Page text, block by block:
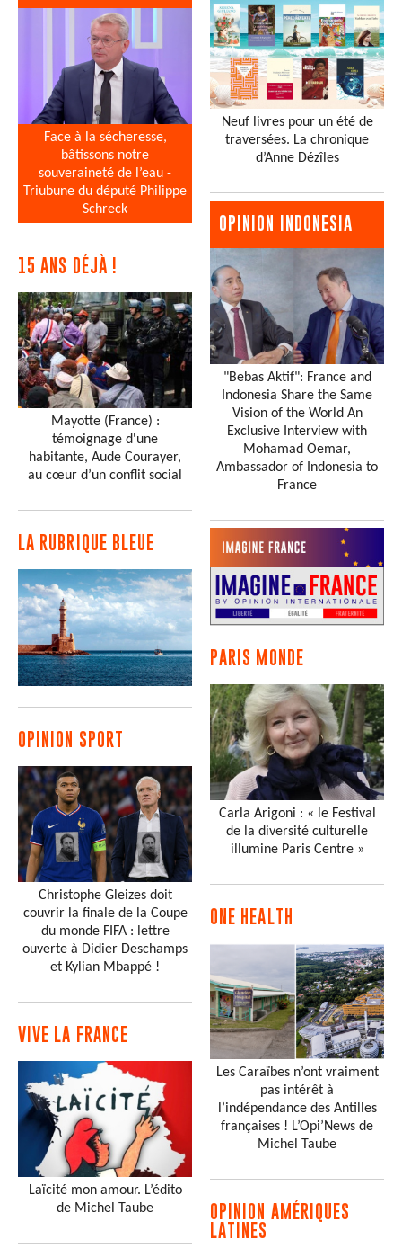
Face à la sécheresse,
bâtissons notre
souveraineté de l’eau -
Triubune du député Philippe
Schreck
15 ANS DÉJÀ !
Mayotte (France) :
témoignage d'une
habitante, Aude Courayer,
au cœur d’un conflit social
LA RUBRIQUE BLEUE
OPINION SPORT
Christophe Gleizes doit
couvrir la finale de la Coupe
du monde FIFA : lettre
ouverte à Didier Deschamps
et Kylian Mbappé !
VIVE LA FRANCE
Laïcité mon amour. L’édito
de Michel Taube
Neuf livres pour un été de
traversées. La chronique
d’Anne Dézîles
OPINION INDONESIA
"Bebas Aktif": France and
Indonesia Share the Same
Vision of the World An
Exclusive Interview with
Mohamad Oemar,
Ambassador of Indonesia to
France
PARIS MONDE
Carla Arigoni : « le Festival
de la diversité culturelle
illumine Paris Centre »
ONE HEALTH
Les Caraïbes n’ont vraiment
pas intérêt à
l’indépendance des Antilles
françaises ! L’Opi’News de
Michel Taube
OPINION AMÉRIQUES
LATINES